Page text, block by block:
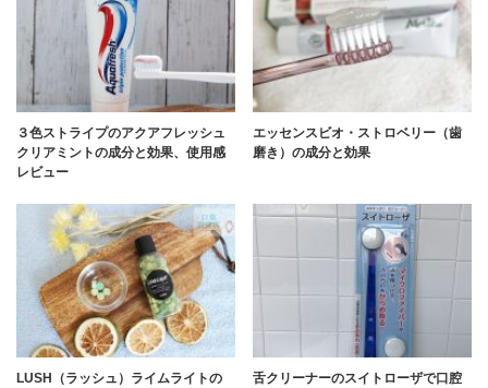
３色ストライプのアクアフレッシュ
クリアミントの成分と効果、使用感
レビュー
エッセンスビオ・ストロベリー（歯
磨き）の成分と効果
LUSH（ラッシュ）ライムライトの
舌クリーナーのスイトローザで口腔